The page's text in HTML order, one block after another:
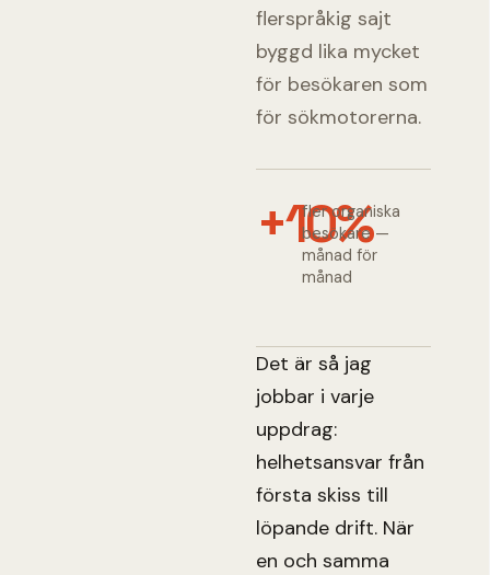
flerspråkig sajt
byggd lika mycket
för besökaren som
för sökmotorerna.
+10%
fler organiska
besökare —
månad för
månad
Det är så jag
jobbar i varje
uppdrag:
helhetsansvar från
första skiss till
löpande drift. När
en och samma